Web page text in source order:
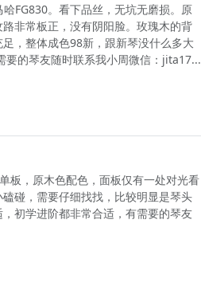
FG830。看下品丝，无坑无磨损。原
非常板正，没有阴阳脸。玫瑰木的背
，整体成色98新，跟新琴没什么多大
要的琴友随时联系我小周微信：jita17...
板，原木色配色，面板仅有一处对光看
碰，需要仔细找找，比较明显是琴头
初学进阶都非常合适，有需要的琴友